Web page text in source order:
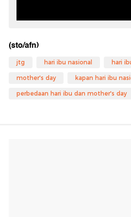
(sto/afn)
jtg hari ibu nasional hari
mother's day kapan hari ibu
perbedaan hari ibu dan mother's day